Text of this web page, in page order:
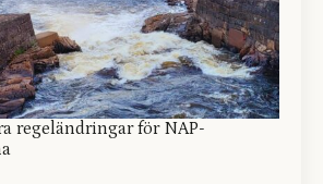
regeländringar för NAP-